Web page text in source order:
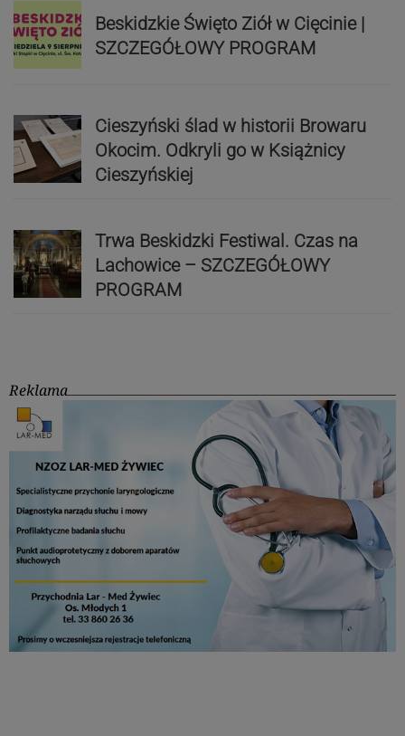
Beskidzkie Święto Ziół w Cięcinie |
SZCZEGÓŁOWY PROGRAM
Cieszyński ślad w historii Browaru
Okocim. Odkryli go w Książnicy
Cieszyńskiej
Trwa Beskidzki Festiwal. Czas na
Lachowice – SZCZEGÓŁOWY
PROGRAM
Reklama